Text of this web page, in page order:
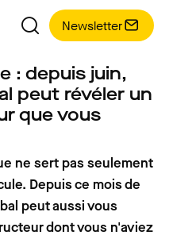
Newsletter
: depuis juin,
peut révéler un
que vous
ne sert pas seulement
Depuis ce mois de
peut aussi vous
dont vous n'aviez